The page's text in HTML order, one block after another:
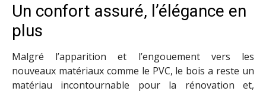
Un confort assuré, l’élégance en
plus
Malgré l’apparition et l’engouement vers les
nouveaux matériaux comme le PVC, le bois a reste un
matériau incontournable pour la rénovation et,